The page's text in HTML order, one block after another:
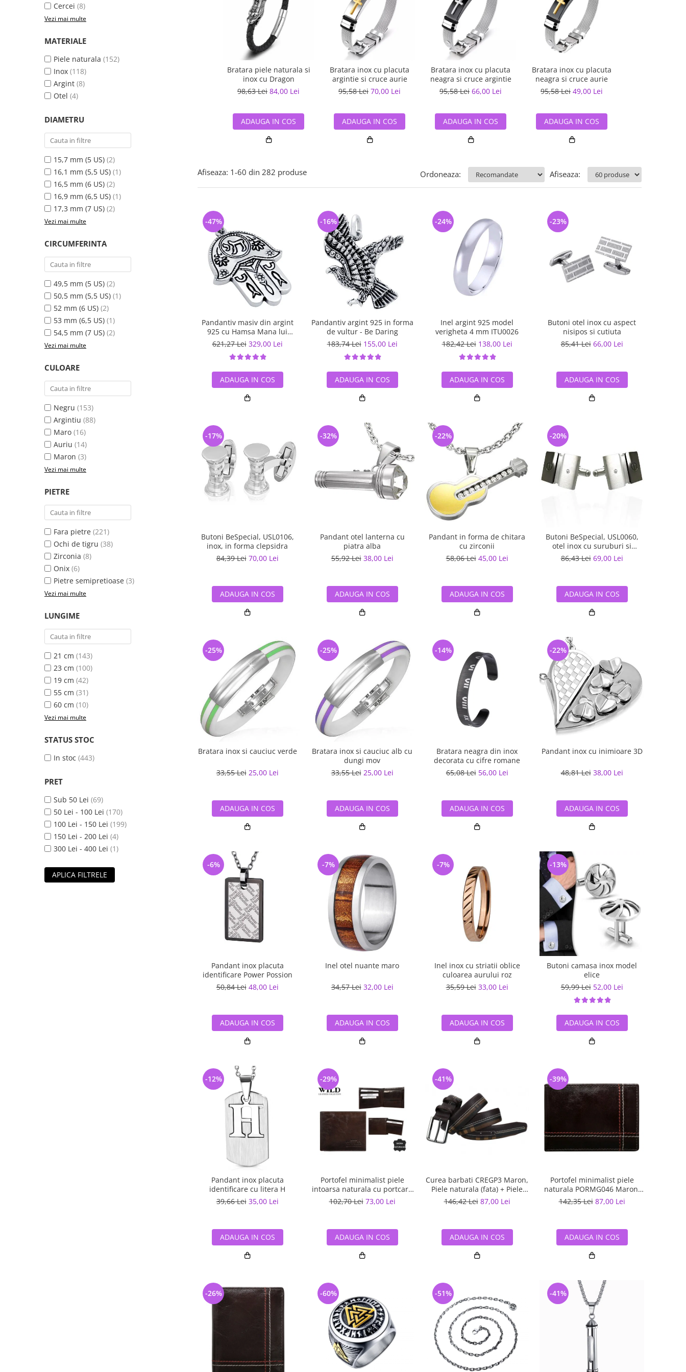
semipretioase
Bijuterii argint cu diverse
Bijuterii argint cu murano
Bijuterii de Lux
Bijuterii Handmade
Bijuterii fantezie
Casete si cutii de bijuterii
Bijuterii tungsten
Solutii si lavete de curatare
bijuterii argint
Cercei (8)
Vezi mai multe
MATERIALE
Piele naturala (152)
Inox (118)
Argint (8)
Otel (4)
DIAMETRU
15,7 mm (5 US) (2)
16,1 mm (5,5 US) (1)
16,5 mm (6 US) (2)
16,9 mm (6,5 US) (1)
17,3 mm (7 US) (2)
Vezi mai multe
CIRCUMFERINTA
49,5 mm (5 US) (2)
50,5 mm (5,5 US) (1)
52 mm (6 US) (2)
53 mm (6,5 US) (1)
54,5 mm (7 US) (2)
Vezi mai multe
CULOARE
Negru (153)
Argintiu (88)
Maro (16)
Auriu (14)
Maron (3)
Vezi mai multe
PIETRE
Fara pietre (221)
Ochi de tigru (38)
Zirconia (8)
Onix (6)
Pietre semipretioase (3)
Vezi mai multe
LUNGIME
21 cm (143)
23 cm (100)
19 cm (42)
55 cm (31)
60 cm (10)
Vezi mai multe
STATUS STOC
In stoc (443)
PRET
Sub 50 Lei (69)
50 Lei - 100 Lei (170)
100 Lei - 150 Lei (199)
150 Lei - 200 Lei (4)
300 Lei - 400 Lei (1)
APLICA FILTRELE
Bratara piele naturala si
inox cu Dragon
98,63 Lei 84,00 Lei
ADAUGA IN COS
Bratara inox cu placuta
argintie si cruce aurie
95,58 Lei 70,00 Lei
ADAUGA IN COS
Bratara inox cu placuta
neagra si cruce argintie
95,58 Lei 66,00 Lei
ADAUGA IN COS
Bratara inox cu placuta
neagra si cruce aurie
95,58 Lei 49,00 Lei
ADAUGA IN COS
Afiseaza: 1-60 din 282 produse Afiseaza:
Ordoneaza:
Pandantiv masiv din argint
925 cu Hamsa Mana lui
Fatima
621,27 Lei 329,00 Lei
-47%
ADAUGA IN COS
Pandantiv argint 925 in forma
de vultur - Be Daring
183,74 Lei 155,00 Lei
-16%
ADAUGA IN COS
Inel argint 925 model
verigheta 4 mm ITU0026
182,42 Lei 138,00 Lei
-24%
ADAUGA IN COS
Butoni otel inox cu aspect
nisipos si cutiuta
85,41 Lei 66,00 Lei
-23%
ADAUGA IN COS
Butoni BeSpecial, USL0106,
inox, in forma clepsidra
84,39 Lei 70,00 Lei
-17%
ADAUGA IN COS
Pandant otel lanterna cu
piatra alba
55,92 Lei 38,00 Lei
-32%
ADAUGA IN COS
Pandant in forma de chitara
cu zirconii
58,06 Lei 45,00 Lei
-22%
ADAUGA IN COS
Butoni BeSpecial, USL0060,
otel inox cu suruburi si
zirconii
86,43 Lei 69,00 Lei
-20%
ADAUGA IN COS
Bratara inox si cauciuc verde
33,55 Lei 25,00 Lei
-25%
ADAUGA IN COS
Bratara inox si cauciuc alb cu
dungi mov
33,55 Lei 25,00 Lei
-25%
ADAUGA IN COS
Bratara neagra din inox
decorata cu cifre romane
65,08 Lei 56,00 Lei
-14%
ADAUGA IN COS
Pandant inox cu inimioare 3D
48,81 Lei 38,00 Lei
-22%
ADAUGA IN COS
Pandant inox placuta
identificare Power Possion
50,84 Lei 48,00 Lei
-6%
ADAUGA IN COS
Inel otel nuante maro
34,57 Lei 32,00 Lei
-7%
ADAUGA IN COS
Inel inox cu striatii oblice
culoarea aurului roz
35,59 Lei 33,00 Lei
-7%
ADAUGA IN COS
Butoni camasa inox model
elice
59,99 Lei 52,00 Lei
-13%
ADAUGA IN COS
Pandant inox placuta
identificare cu litera H
39,66 Lei 35,00 Lei
-12%
ADAUGA IN COS
Portofel minimalist piele
intoarsa naturala cu portcard
detasabil Wild PORM202
Maron
102,70 Lei 73,00 Lei
-29%
ADAUGA IN COS
Curea barbati CREGP3 Maron,
Piele naturala (fata) + Piele
ecologica (spate)
146,42 Lei 87,00 Lei
-41%
ADAUGA IN COS
Portofel minimalist piele
naturala PORMG046 Maron,
cu portcard detasabil
142,35 Lei 87,00 Lei
-39%
ADAUGA IN COS
-26% -60% -51% -41%